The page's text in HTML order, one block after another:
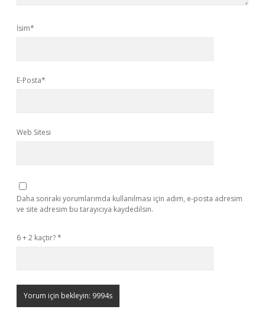
İsim*
E-Posta*
Web Sitesi
Daha sonraki yorumlarımda kullanılması için adım, e-posta adresim
ve site adresim bu tarayıcıya kaydedilsin.
6 + 2 kaçtır?*